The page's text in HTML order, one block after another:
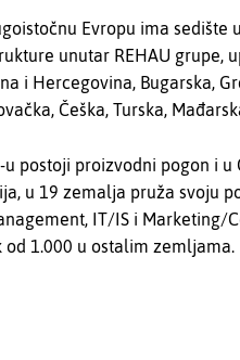
Evropu ima
unutar REHAU grupe,
i Hercegovina, Bugarska,
Češka, Turska,
postoji proizvodni pogon i
u 19 zemalja pruža svoju
IT/IS i
od 1.000 u ostalim zemljama.